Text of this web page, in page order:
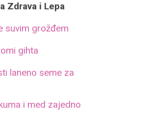
Zdrava i Lepa
suvim grožđem
gihta
laneno seme za
i med zajedno